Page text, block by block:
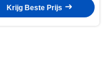
SP1312/van S3 waterdicht
Krijg Beste Prijs